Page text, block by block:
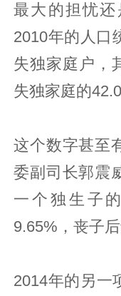
最大的担忧还
2010年的人口
失独家庭户，
失独家庭的
这个数字甚至
委副司长郭震
一个独生子
9.65%，丧子
2014年的另一